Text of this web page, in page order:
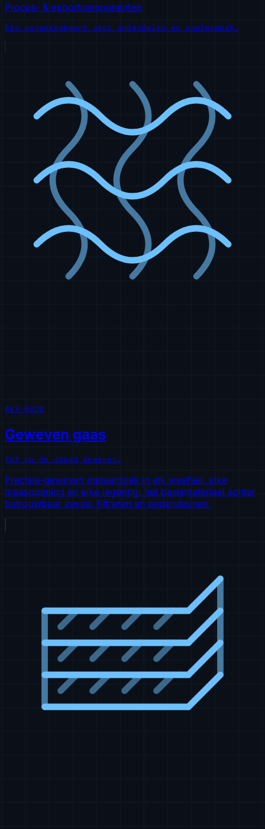
Proces- & exportcomponenten
Eén aanspreekpunt voor onderdelen én papierwerk.
AVX-0220
Geweven gaas
Tot op de draad geweven.
Precisie-geweven metaaldoek in elk weefsel, elke
maasopening en elke legering: het basismateriaal achter
betrouwbaar zeven, filtreren en ondersteunen.